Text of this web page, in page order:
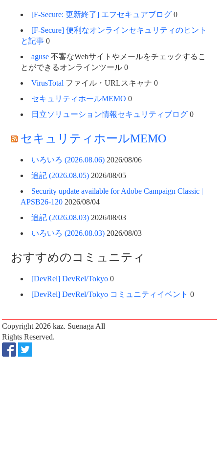
[F-Secure: 更新終了] エフセキュアブログ 0
[F-Secure] 便利なオンラインセキュリティのヒント
と記事 0
aguse 不審なWebサイトやメールをチェックするこ
とができるオンラインツール 0
VirusTotal ファイル・URLスキャナ 0
セキュリティホールMEMO 0
日立ソリューション情報セキュリティブログ 0
セキュリティホールMEMO
いろいろ (2026.08.06) 2026/08/06
追記 (2026.08.05) 2026/08/05
Security update available for Adobe Campaign Classic |
APSB26-120 2026/08/04
追記 (2026.08.03) 2026/08/03
いろいろ (2026.08.03) 2026/08/03
おすすめのコミュニティ
[DevRel] DevRel/Tokyo 0
[DevRel] DevRel/Tokyo コミュニティイベント 0
Copyright 2026 kaz. Suenaga All
Rights Reserved.